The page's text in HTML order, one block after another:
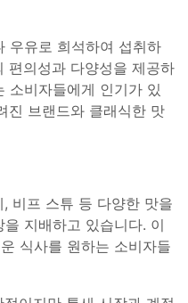
우유로 희석하여 섭취하
편의성과 다양성을 제공하
소비자들에게 인기가 있
진 브랜드와 클래식한 맛
비프 스튜 등 다양한 맛을
지배하고 있습니다. 이
식사를 원하는 소비자들